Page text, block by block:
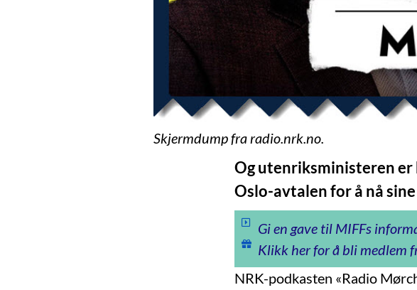
Skjermdump fra radio.nrk.no.
Og utenriksministeren
Oslo-avtalen for å nå
Gi en gave til MIFFs
Klikk her for å bli medlem
NRK-podkasten «Radio